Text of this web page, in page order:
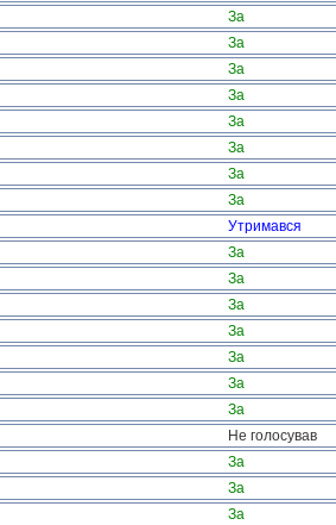
За
За
За
За
За
За
За
За
Утримався
За
За
За
За
За
За
За
Не голосував
За
За
За